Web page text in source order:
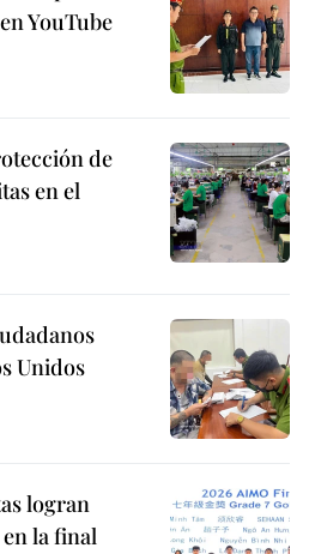
YouTube
de
en el
Unidos
logran
la final